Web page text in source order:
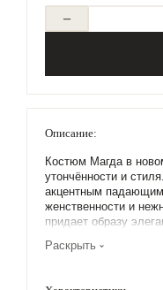
Описание:
Костюм Магда в
утончённости и
акцентным падающим
женственности и
придает образу
Раскрыть